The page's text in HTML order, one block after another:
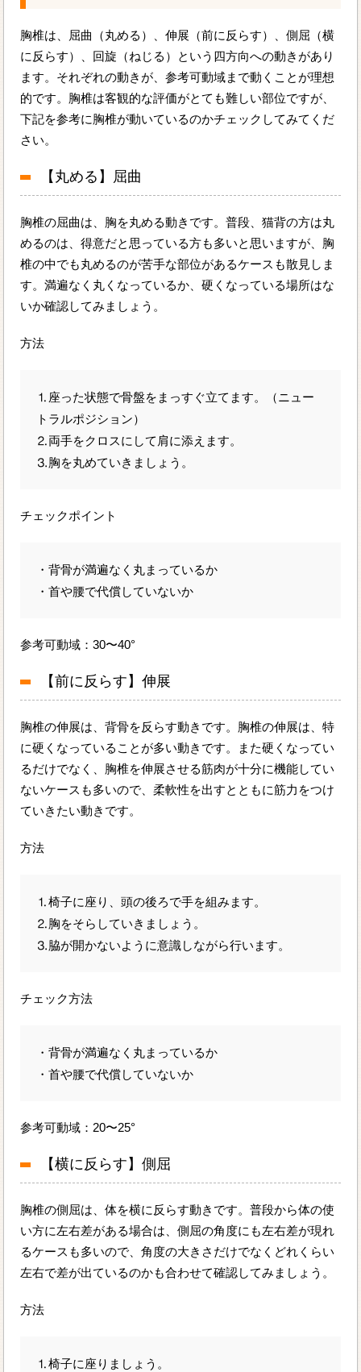
胸椎は、屈曲（丸める）、伸展（前に反らす）、側屈（横
に反らす）、回旋（ねじる）という四方向への動きがあり
ます。それぞれの動きが、参考可動域まで動くことが理想
的です。胸椎は客観的な評価がとても難しい部位ですが、
下記を参考に胸椎が動いているのかチェックしてみてくだ
さい。
【丸める】屈曲
胸椎の屈曲は、胸を丸める動きです。普段、猫背の方は丸
めるのは、得意だと思っている方も多いと思いますが、胸
椎の中でも丸めるのが苦手な部位があるケースも散見しま
す。満遍なく丸くなっているか、硬くなっている場所はな
いか確認してみましょう。
方法
⒈座った状態で骨盤をまっすぐ立てます。（ニュー
トラルポジション）
⒉両手をクロスにして肩に添えます。
⒊胸を丸めていきましょう。
チェックポイント
・背骨が満遍なく丸まっているか
・首や腰で代償していないか
参考可動域：30〜40°
【前に反らす】伸展
胸椎の伸展は、背骨を反らす動きです。胸椎の伸展は、特
に硬くなっていることが多い動きです。また硬くなってい
るだけでなく、胸椎を伸展させる筋肉が十分に機能してい
ないケースも多いので、柔軟性を出すとともに筋力をつけ
ていきたい動きです。
方法
⒈椅子に座り、頭の後ろで手を組みます。
⒉胸をそらしていきましょう。
⒊脇が開かないように意識しながら行います。
チェック方法
・背骨が満遍なく丸まっているか
・首や腰で代償していないか
参考可動域：20〜25°
【横に反らす】側屈
胸椎の側屈は、体を横に反らす動きです。普段から体の使
い方に左右差がある場合は、側屈の角度にも左右差が現れ
るケースも多いので、角度の大きさだけでなくどれくらい
左右で差が出ているのかも合わせて確認してみましょう。
方法
⒈椅子に座りましょう。